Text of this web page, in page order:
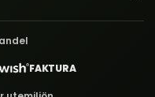
FAKTURA